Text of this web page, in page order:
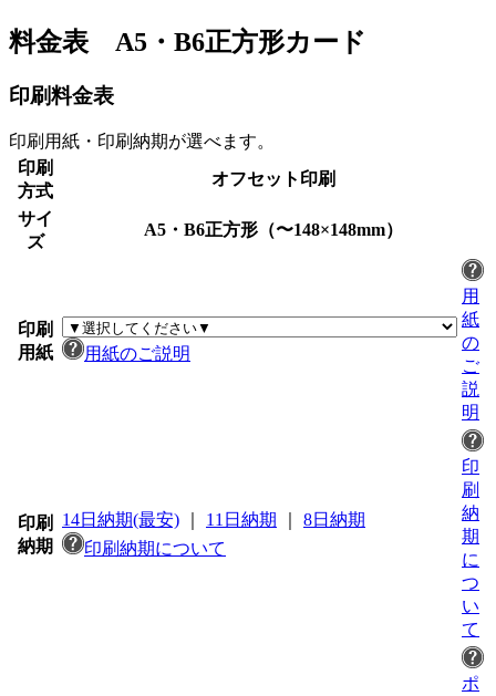
料金表 A5・B6正方形カード
印刷料金表
印刷用紙・印刷納期が選べます。
印刷
方式
オフセット印刷
サイ
ズ
A5・B6正方形（〜148×148mm）
印刷
用紙
用紙のご説明
用
紙
の
ご
説
明
印刷
納期
14日納期(最安) 11日納期
8日納期
印刷納期について
印
刷
納
期
に
つ
い
て
ポ